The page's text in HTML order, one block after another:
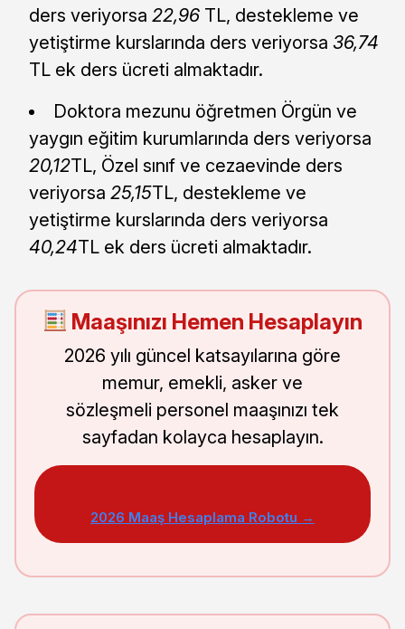
ders veriyorsa 22,96 TL, destekleme ve
yetiştirme kurslarında ders veriyorsa 36,74
TL ek ders ücreti almaktadır.
Doktora mezunu öğretmen Örgün ve
yaygın eğitim kurumlarında ders veriyorsa
20,12TL, Özel sınıf ve cezaevinde ders
veriyorsa 25,15TL, destekleme ve
yetiştirme kurslarında ders veriyorsa
40,24TL ek ders ücreti almaktadır.
Maaşınızı Hemen Hesaplayın
2026 yılı güncel katsayılarına göre
memur, emekli, asker ve
sözleşmeli personel maaşınızı tek
sayfadan kolayca hesaplayın.
2026 Maaş Hesaplama Robotu →